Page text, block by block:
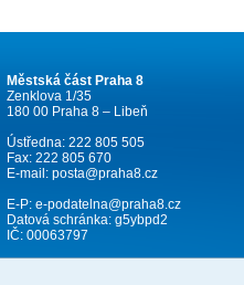
Městská část Praha 8
Zenklova 1/35
180 00 Praha 8 – Libeň
Ústředna: 222 805 505
Fax: 222 805 670
E-mail: posta@praha8.cz
E-P:e-podatelna@praha8.cz
Datová schránka: g5ybpd2
IČ: 00063797